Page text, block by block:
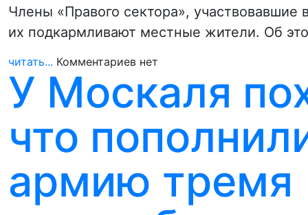
Члены «Правого сектора», участвовавшие
их подкармливают местные жители. Об
читать... Комментариев нет
У Москаля
что
армию тремя